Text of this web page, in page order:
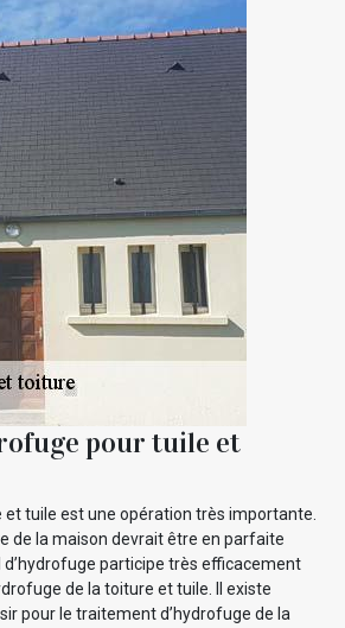
pour tuile et
et tuile est une opération très importante.
de la maison devrait être en parfaite
participe très efficacement
de la toiture et tuile. Il existe
pour le traitement d’hydrofuge de la